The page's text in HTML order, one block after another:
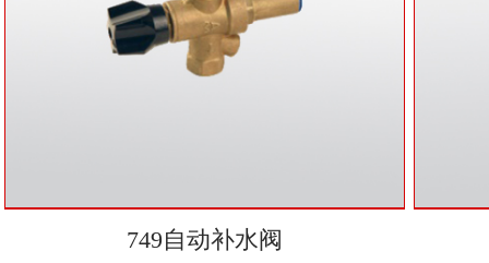
749自动补水阀